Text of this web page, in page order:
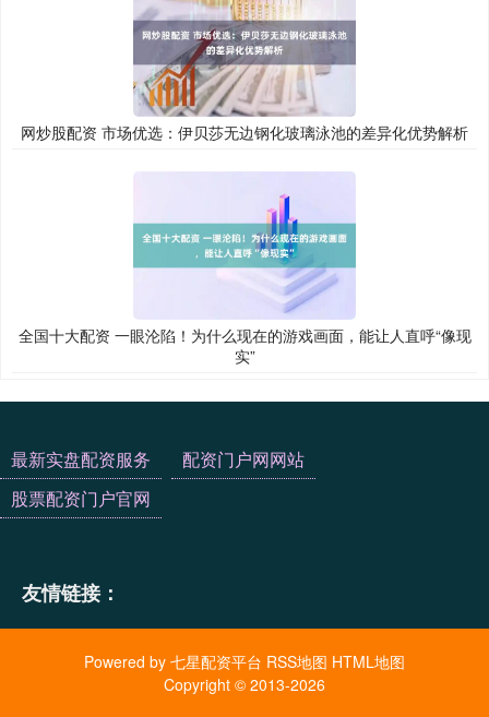
网炒股配资 市场优选：伊贝莎无边钢化玻璃泳池的差异化优势解析
全国十大配资 一眼沦陷！为什么现在的游戏画面，能让人直呼“像现
实”
最新实盘配资服务
配资门户网网站
股票配资门户官网
友情链接：
Powered by 七星配资平台 RSS地图 HTML地图
Copyright © 2013-2026